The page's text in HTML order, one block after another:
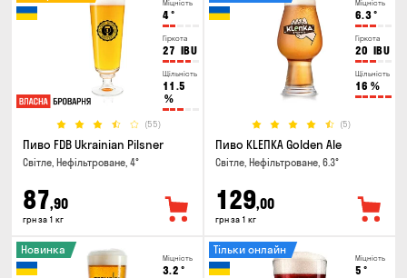
Міцність
4°
Гіркота
27 IBU
Щільність
11.5
%
(55)
Пиво FDB Ukrainian Pilsner
Світле, Нефільтроване, 4°
87,90
грн за 1 кг
Міцність
6.3°
Гіркота
20 IBU
Щільність
16 %
(5)
Пиво KLEПКА Golden Ale
Світле, Нефільтроване, 6.3°
129,00
грн за 1 кг
Міцність
3.2 °
Новинка
Міцність
5 °
Тільки онлайн